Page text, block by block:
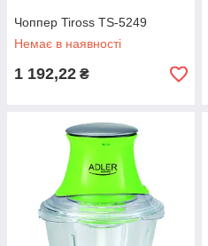
Чоппер Tiross TS-5249
Немає в наявності
1 192,22 ₴